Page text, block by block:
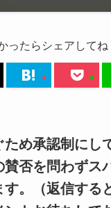
ったらシェアしてね
ため承認制にし
賛否を問わずス
す。（返信する